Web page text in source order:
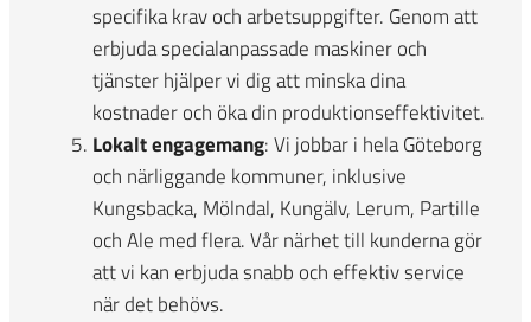
specifika krav och arbetsuppgifter. Genom att
erbjuda specialanpassade maskiner och
tjänster hjälper vi dig att minska dina
kostnader och öka din produktionseffektivitet.
Lokalt engagemang: Vi jobbar i hela Göteborg
och närliggande kommuner, inklusive
Kungsbacka, Mölndal, Kungälv, Lerum, Partille
och Ale med flera. Vår närhet till kunderna gör
att vi kan erbjuda snabb och effektiv service
när det behövs.